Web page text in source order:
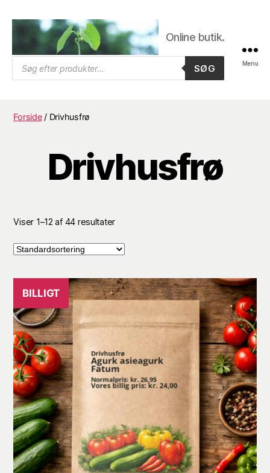
Trifolium
Frø,
Online butik.
search
SØG Menu
Forside/ Drivhusfrø
Drivhusfrø
Viser 1–12 af 44 resultater
BILLIGT